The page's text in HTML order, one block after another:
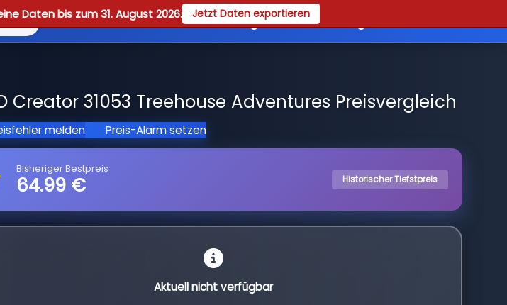
Daten bis zum 31. August 2026. Jetzt Daten exportieren
Reviews Guides Registrieren
Creator 31053 Treehouse Adventures Preisvergleich
melden Preis-Alarm setzen
Bisheriger Bestpreis
64.99 € Historischer Tiefstpreis
Aktuell nicht verfügbar